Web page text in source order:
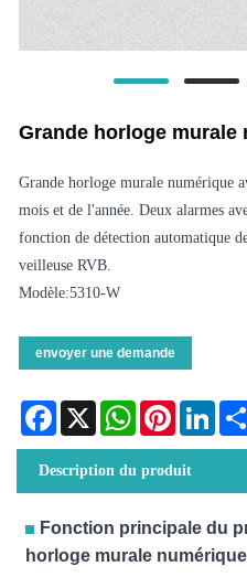
Grande horloge murale
Grande horloge murale numérique
mois et de l'année. Deux alarmes
fonction de détection automatique
veilleuse RVB.
Modèle:5310-W
envoyer une demande
Facebook
X WhatsAppPinterest
Description du produit
Fonction principale du
horloge murale numérique